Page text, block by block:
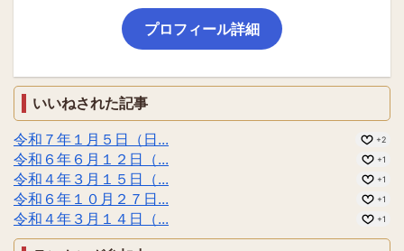
プロフィール詳細
いいねされた記事
令和７年１月５日（日...
+2
令和６年６月１２日（... +1
令和４年３月１５日（... +1
令和６年１０月２７日... +1
令和４年３月１４日（... +1